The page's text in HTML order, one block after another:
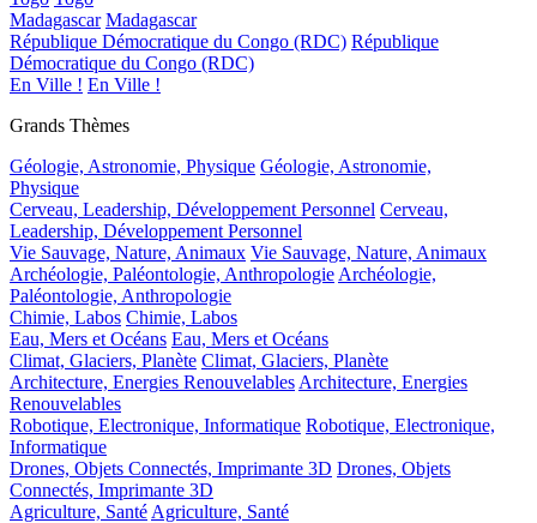
Madagascar Madagascar
République Démocratique du Congo (RDC) République
Démocratique du Congo (RDC)
En Ville ! En Ville !
Grands Thèmes
Géologie, Astronomie, Physique Géologie, Astronomie,
Physique
Cerveau, Leadership, Développement Personnel Cerveau,
Leadership, Développement Personnel
Vie Sauvage, Nature, Animaux Vie Sauvage, Nature, Animaux
Archéologie, Paléontologie, Anthropologie Archéologie,
Paléontologie, Anthropologie
Chimie, Labos Chimie, Labos
Eau, Mers et Océans Eau, Mers et Océans
Climat, Glaciers, Planète Climat, Glaciers, Planète
Architecture, Energies Renouvelables Architecture, Energies
Renouvelables
Robotique, Electronique, Informatique Robotique, Electronique,
Informatique
Drones, Objets Connectés, Imprimante 3D Drones, Objets
Connectés, Imprimante 3D
Agriculture, Santé Agriculture, Santé